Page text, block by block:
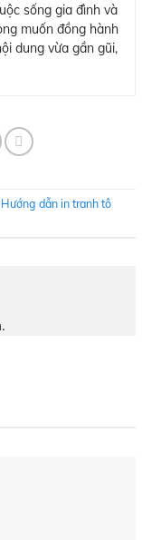
sống gia đình và
muốn đồng hành
dung vừa gần gũi,
Hướng dẫn in tranh tô